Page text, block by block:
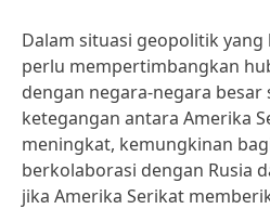
Dalam situasi geopolitik
perlu mempertimbangkan
dengan negara-negara besar
ketegangan antara Amerika
meningkat, kemungkinan
berkolaborasi dengan Rusia
jika Amerika Serikat